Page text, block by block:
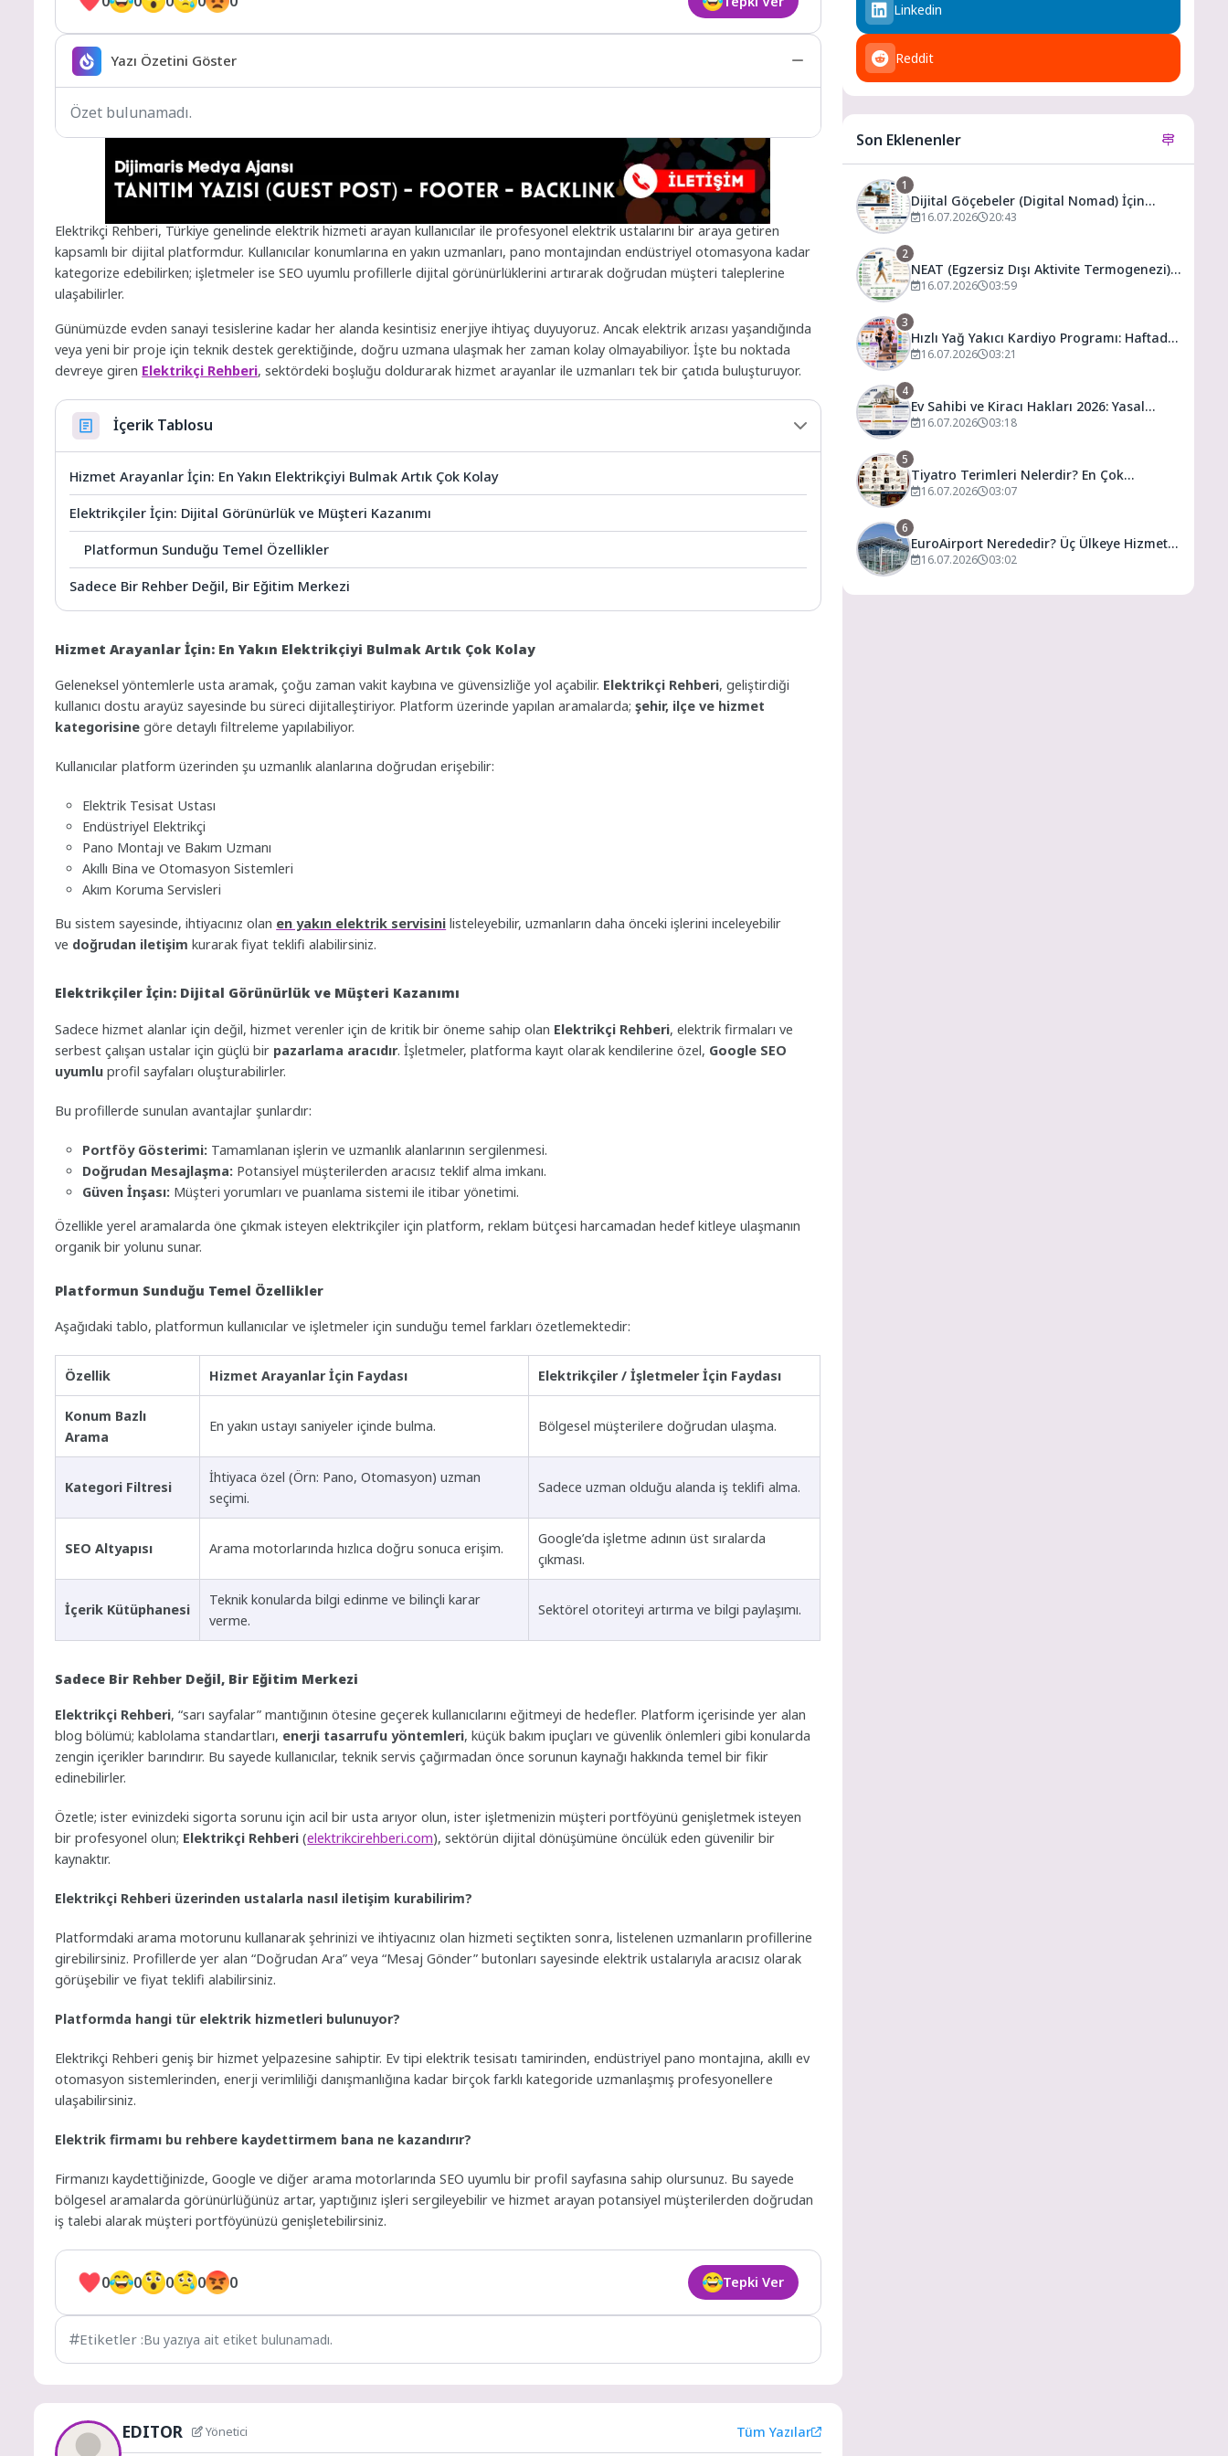
Yazı Özetini Göster
Özet bulunamadı.
Elektrikçi Rehberi, Türkiye genelinde elektrik hizmeti arayan kullanıcılar ile profesyonel elektrik ustalarını bir araya getiren
kapsamlı bir dijital platformdur. Kullanıcılar konumlarına en yakın uzmanları, pano montajından endüstriyel otomasyona kadar
kategorize edebilirken; işletmeler ise SEO uyumlu profillerle dijital görünürlüklerini artırarak doğrudan müşteri taleplerine
ulaşabilirler.
Günümüzde evden sanayi tesislerine kadar her alanda kesintisiz enerjiye ihtiyaç duyuyoruz. Ancak elektrik arızası yaşandığında
veya yeni bir proje için teknik destek gerektiğinde, doğru uzmana ulaşmak her zaman kolay olmayabiliyor. İşte bu noktada
devreye giren Elektrikçi Rehberi, sektördeki boşluğu doldurarak hizmet arayanlar ile uzmanları tek bir çatıda buluşturuyor.
İçerik Tablosu
Hizmet Arayanlar İçin: En Yakın Elektrikçiyi Bulmak Artık Çok Kolay
Elektrikçiler İçin: Dijital Görünürlük ve Müşteri Kazanımı
Platformun Sunduğu Temel Özellikler
Sadece Bir Rehber Değil, Bir Eğitim Merkezi
Hizmet Arayanlar İçin: En Yakın Elektrikçiyi Bulmak Artık Çok Kolay
Geleneksel yöntemlerle usta aramak, çoğu zaman vakit kaybına ve güvensizliğe yol açabilir. Elektrikçi Rehberi, geliştirdiği
kullanıcı dostu arayüz sayesinde bu süreci dijitalleştiriyor. Platform üzerinde yapılan aramalarda;şehir, ilçe ve hizmet
kategorisine göre detaylı filtreleme yapılabiliyor.
Kullanıcılar platform üzerinden şu uzmanlık alanlarına doğrudan erişebilir:
Elektrik Tesisat Ustası
Endüstriyel Elektrikçi
Pano Montajı ve Bakım Uzmanı
Akıllı Bina ve Otomasyon Sistemleri
Akım Koruma Servisleri
Bu sistem sayesinde, ihtiyacınız olan en yakın elektrik servisini listeleyebilir, uzmanların daha önceki işlerini inceleyebilir
ve doğrudan iletişim kurarak fiyat teklifi alabilirsiniz.
Elektrikçiler İçin: Dijital Görünürlük ve Müşteri Kazanımı
Sadece hizmet alanlar için değil, hizmet verenler için de kritik bir öneme sahip olan Elektrikçi Rehberi, elektrik firmaları ve
serbest çalışan ustalar için güçlü bir pazarlama aracıdır. İşletmeler, platforma kayıt olarak kendilerine özel, Google SEO
uyumlu profil sayfaları oluşturabilirler.
Bu profillerde sunulan avantajlar şunlardır:
Portföy Gösterimi: Tamamlanan işlerin ve uzmanlık alanlarının sergilenmesi.
Doğrudan Mesajlaşma: Potansiyel müşterilerden aracısız teklif alma imkanı.
Güven İnşası: Müşteri yorumları ve puanlama sistemi ile itibar yönetimi.
Özellikle yerel aramalarda öne çıkmak isteyen elektrikçiler için platform, reklam bütçesi harcamadan hedef kitleye ulaşmanın
organik bir yolunu sunar.
Platformun Sunduğu Temel Özellikler
Aşağıdaki tablo, platformun kullanıcılar ve işletmeler için sunduğu temel farkları özetlemektedir:
Özellik Hizmet Arayanlar İçin Faydası Elektrikçiler / İşletmeler İçin Faydası
Konum Bazlı
Arama
En yakın ustayı saniyeler içinde bulma. Bölgesel müşterilere doğrudan ulaşma.
Kategori Filtresi
İhtiyaca özel (Örn: Pano, Otomasyon) uzman
seçimi.
Sadece uzman olduğu alanda iş teklifi alma.
SEO Altyapısı Arama motorlarında hızlıca doğru sonuca erişim.
Google’da işletme adının üst sıralarda
çıkması.
İçerik Kütüphanesi
Teknik konularda bilgi edinme ve bilinçli karar
verme.
Sektörel otoriteyi artırma ve bilgi paylaşımı.
Sadece Bir Rehber Değil, Bir Eğitim Merkezi
Elektrikçi Rehberi, “sarı sayfalar” mantığının ötesine geçerek kullanıcılarını eğitmeyi de hedefler. Platform içerisinde yer alan
blog bölümü; kablolama standartları, enerji tasarrufu yöntemleri, küçük bakım ipuçları ve güvenlik önlemleri gibi konularda
zengin içerikler barındırır. Bu sayede kullanıcılar, teknik servis çağırmadan önce sorunun kaynağı hakkında temel bir fikir
edinebilirler.
Özetle; ister evinizdeki sigorta sorunu için acil bir usta arıyor olun, ister işletmenizin müşteri portföyünü genişletmek isteyen
bir profesyonel olun; Elektrikçi Rehberi (elektrikcirehberi.com), sektörün dijital dönüşümüne öncülük eden güvenilir bir
kaynaktır.
Elektrikçi Rehberi üzerinden ustalarla nasıl iletişim kurabilirim?
Platformdaki arama motorunu kullanarak şehrinizi ve ihtiyacınız olan hizmeti seçtikten sonra, listelenen uzmanların profillerine
girebilirsiniz. Profillerde yer alan “Doğrudan Ara” veya “Mesaj Gönder” butonları sayesinde elektrik ustalarıyla aracısız olarak
görüşebilir ve fiyat teklifi alabilirsiniz.
Platformda hangi tür elektrik hizmetleri bulunuyor?
Elektrikçi Rehberi geniş bir hizmet yelpazesine sahiptir. Ev tipi elektrik tesisatı tamirinden, endüstriyel pano montajına, akıllı ev
otomasyon sistemlerinden, enerji verimliliği danışmanlığına kadar birçok farklı kategoride uzmanlaşmış profesyonellere
ulaşabilirsiniz.
Elektrik firmamı bu rehbere kaydettirmem bana ne kazandırır?
Firmanızı kaydettiğinizde, Google ve diğer arama motorlarında SEO uyumlu bir profil sayfasına sahip olursunuz. Bu sayede
bölgesel aramalarda görünürlüğünüz artar, yaptığınız işleri sergileyebilir ve hizmet arayan potansiyel müşterilerden doğrudan
iş talebi alarak müşteri portföyünüzü genişletebilirsiniz.
0 0 0 0 0 Tepki Ver
Etiketler :Bu yazıya ait etiket bulunamadı.
EDITOR Yönetici Tüm Yazılar
Linkedin
Reddit
Son Eklenenler
1
Dijital Göçebeler (Digital Nomad) İçin
Vergilendirme ve En Uygun Vergili Ülkeler
16.07.2026 20:43
2
NEAT (Egzersiz Dışı Aktivite Termogenezi)
Nedir? Spor Salonuna Gitmeden Günlük
16.07.2026 03:59
3
Hızlı Yağ Yakıcı Kardiyo Programı: Haftada
3 Gün ile Evde Forma Girme Formülü
16.07.2026 03:21
4
Ev Sahibi ve Kiracı Hakları 2026: Yasal
Haklarınız, Kira Artış Sınırları ve Bilmeniz
16.07.2026 03:18
5
Tiyatro Terimleri Nelerdir? En Çok
Kullanılan Tiyatro Kavramları ve Anlamları
16.07.2026 03:07
6
EuroAirport Nerededir? Üç Ülkeye Hizmet
Veren Eşsiz Havalimanı Rehberi
16.07.2026 03:02